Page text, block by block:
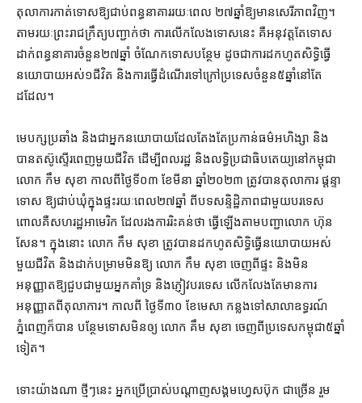
តុលាការ​កាត់ទោស​ឱ្យ​ជាប់ពន្ធនាគារ​រយៈពេល ២៧​ឆ្នាំ​ឱ្យ​មាន​សេរីភាព​វិញ។
តាមរយៈ​ព្រះរាជក្រឹត្យ​បញ្ជាក់​ថា ការ​លើកលែងទោស​នេះ គឺ​អនុវត្ត​តែ​ទោស​
ដាក់​ពន្ធនាគារ​ចំនួន​២៧​ឆ្នាំ ចំណែក​ទោស​បន្ថែម ដូចជា​ការ​ដកហូត​សិទ្ធិ​ធ្វើ​
នយោបាយ​អស់​១​ជីវិត និង​ការ​ធ្វើដំណើរ​ទៅ​ក្រៅប្រទេស​ចំនួន​៥​ឆ្នាំ​នៅតែ​
ដដែល។
មេ​បក្ស​ប្រឆាំង និង​ជា​អ្នកនយោបាយ​ដែល​តែងតែ​ប្រកាន់​ធម៌​អហិង្សា និង​
បាន​តស៊ូ​ស្ទើរ​ពេញ​មួយ​ជីវិត ដើម្បី​ពលរដ្ឋ និង​លទ្ធិ​ប្រជាធិបតេយ្យ​នៅ​កម្ពុជា
លោក កឹម សុខា កាលពី​ថ្ងៃទី​០៣ ខែមីនា ឆ្នាំ​២០២៣ ត្រូវ​បាន​តុលាការ ផ្ដន្ទា
ទោស ឱ្យ​ជាប់ឃុំ​ក្នុងផ្ទះ​រយៈពេល​២៧​ឆ្នាំ ពី​បទ​សន្ទិដ្ឋិភាព​ជាមួយ​បរទេស​
ពោល​គឺ​សហរដ្ឋអាមេរិក ដែល​រង​ការ​រិះគន់​ថា ធ្វើឡើង​តាម​បញ្ជា​លោក ហ៊ុន
សែន​។ ក្នុង​នោះ លោក កឹម សុខា ត្រូវ​បាន​ដកហូត​សិទ្ធិ​ធ្វើ​នយោបាយ​អស់​
មួយ​ជីវិត និង​ដាក់​បម្រាម​មិន​ឱ្យ លោក កឹម សុខា ចេញពីផ្ទះ និង​មិន​
អនុញ្ញាត​ឱ្យ​ជួប​ជាមួយ​អ្នកគាំទ្រ និង​ភ្ញៀវ​បរទេស លើកលែងតែ​មាន​ការ​
អនុញ្ញាត​ពី​តុលាការ​។ កាលពី ថ្ងៃទី​៣០ ខែមេសា កន្លងទៅ​សាលាឧទ្ធរណ៍​
ភ្នំពេញ​ក៏បាន បន្ថែម​ទោស​មិន​ឲ្យ លោក គឹម សុខា ចេញ​ពី​ប្រទេស​កម្ពុជា​៥​ឆ្នាំ​
ទៀត។
ទោះ​យ៉ាងណា ថ្មីៗ​នេះ អ្នកប្រើប្រាស់​បណ្ដាញ​សង្គម​ហ្វេសប៊ុក ជាច្រើន រួម​